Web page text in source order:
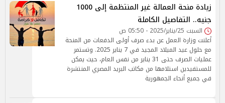
زيادة منحة العمالة غير المنتظمة إلى 1000
جنيه.. التفاصيل الكاملة
السبت 25/يناير/2025 - 05:50 ص
أعلنت وزارة العمل عن بدء صرف أولى الدفعات من المنحة
مع حلول عيد الميلاد المجيد في 7 يناير 2025. وتستمر
عمليات الصرف حتى 31 يناير من نفس العام، حيث يمكن
للمستفيدين استلامها من مكاتب البريد المصري المنتشرة
في جميع أنحاء الجمهورية